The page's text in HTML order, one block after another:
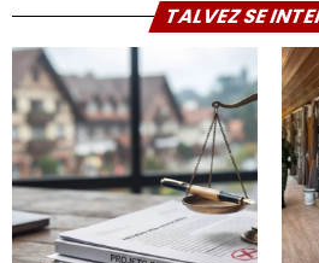
TALVEZ SE